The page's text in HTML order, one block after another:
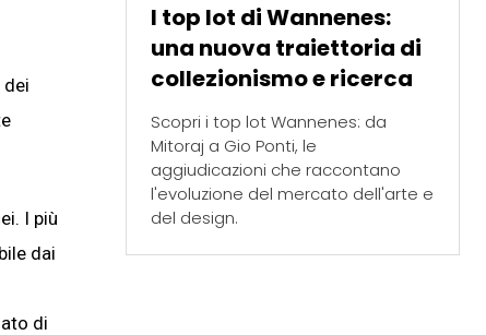
dei
I più
dai
di
I top lot di Wannenes:
una nuova traiettoria di
collezionismo e ricerca
Scopri i top lot Wannenes: da
Mitoraj a Gio Ponti, le
aggiudicazioni che raccontano
l'evoluzione del mercato dell'arte e
del design.